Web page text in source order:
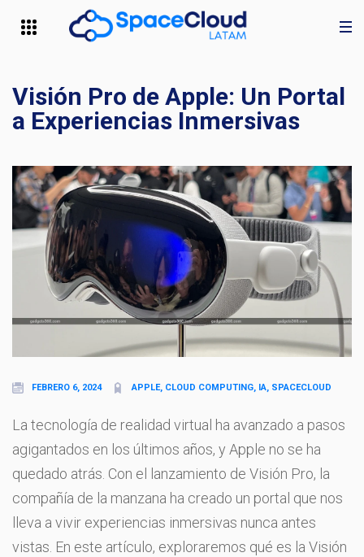
Visión Pro de Apple: Un Portal
a Experiencias Inmersivas
FEBRERO 6, 2024 APPLE, CLOUD COMPUTING, IA, SPACECLOUD
La tecnología de realidad virtual ha avanzado a pasos
agigantados en los últimos años, y Apple no se ha
quedado atrás. Con el lanzamiento de Visión Pro, la
compañía de la manzana ha creado un portal que nos
lleva a vivir experiencias inmersivas nunca antes
vistas. En este artículo, exploraremos qué es la Visión